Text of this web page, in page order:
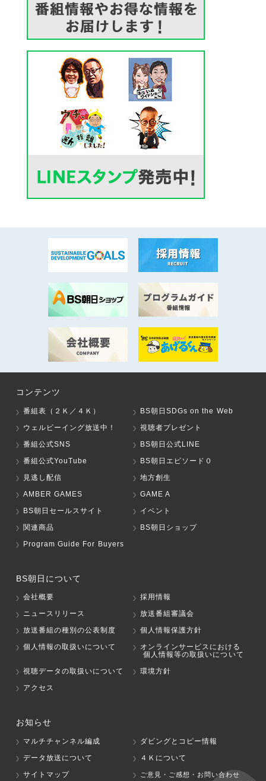
コンテンツ
番組表（２Ｋ／４Ｋ）
BS朝日SDGs on the Web
ウェルビーイング放送中！
視聴者プレゼント
番組公式SNS
BS朝日公式LINE
番組公式YouTube
BS朝日エピソード０
見逃し配信
地方創生
AMBER GAMES
GAME A
BS朝日セールスサイト
イベント
関連商品
BS朝日ショップ
Program Guide For Buyers
BS朝日について
会社概要
採用情報
ニュースリリース
放送番組審議会
放送番組の種別の公表制度
個人情報保護方針
個人情報の取扱いについて
オンラインサービスにおける
個人情報等の取扱いについて
視聴データの取扱いについて
環境方針
アクセス
お知らせ
マルチチャンネル編成
ダビングとコピー情報
データ放送について
４Ｋについて
サイトマップ
ご意見・ご感想・お問い合わせ